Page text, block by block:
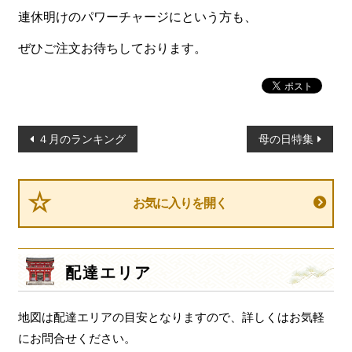
連休明けのパワーチャージにという方も、
ぜひご注文お待ちしております。
投
稿
ナ
ビ
ゲ
ー
シ
ョ
ン
４月のランキング 母の日特集
お気に入りを開く
配達エリア
地図は配達エリアの目安となりますので、詳しくはお気軽
にお問合せください。